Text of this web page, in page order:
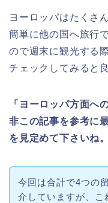
ヨーロッパはたくさ
簡単に他の国へ旅行
ので週末に観光する
チェックしてみると
「ヨーロッパ方面へ
非この記事を参考に
を見定めて下さいね。
今回は合計で4つの
介していますが、こ